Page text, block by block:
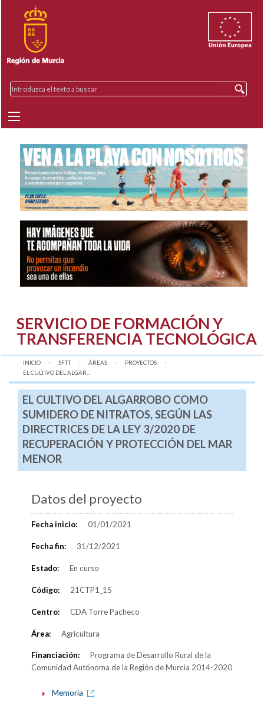
SERVICIO DE FORMACIÓN Y
TRANSFERENCIA TECNOLÓGICA
INICIO SFTT ÁREAS
PROYECTOS
AQUÍ:
EL CULTIVO DEL ALGAR...
EL CULTIVO DEL ALGARROBO COMO
SUMIDERO DE NITRATOS, SEGÚN LAS
DIRECTRICES DE LA LEY 3/2020 DE
RECUPERACIÓN Y PROTECCIÓN DEL MAR
MENOR
Datos del proyecto
Fecha inicio: 01/01/2021
Fecha fin: 31/12/2021
Estado: En curso
Código: 21CTP1_15
Centro: CDA Torre Pacheco
Área: Agricultura
Financiación:
Programa de Desarrollo Rural de la
Comunidad Autónoma de la Región de Murcia 2014-2020
Memoria